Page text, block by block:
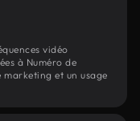
vidéo
à Numéro de
et un usage